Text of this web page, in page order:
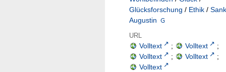
Glücksforschung / Ethik /
Augustin
URL
Volltext ; Volltext
;
Volltext
; Volltext
;
Volltext